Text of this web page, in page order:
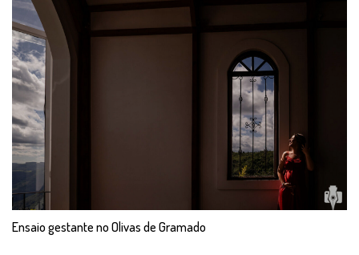
Ensaio gestante no Olivas de Gramado